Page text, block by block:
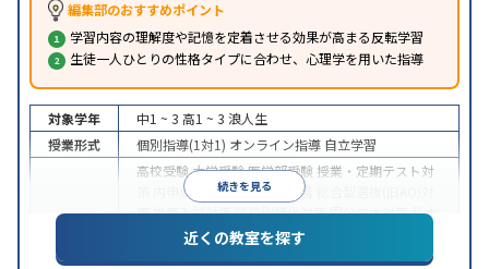
編集部のおすすめポイント
学習内容の理解度や記憶を定着させる効果が高まる反転学習
生徒一人ひとりの性格タイプに合わせ、心理学を用いた指導
続きを見る
対象学年 中1 ~ 3 高1 ~ 3 浪人生
授業形式
個別指導(1対1) オンライン指導 自立学習
高校受験大学受験医学部受験 授業・定期テスト対
内申点対策学習習慣の定着
策推薦入試対策学校別特化対策国公立大対策私大
共通テスト対策英検(英語検定)対策
その
近くの教室を探す